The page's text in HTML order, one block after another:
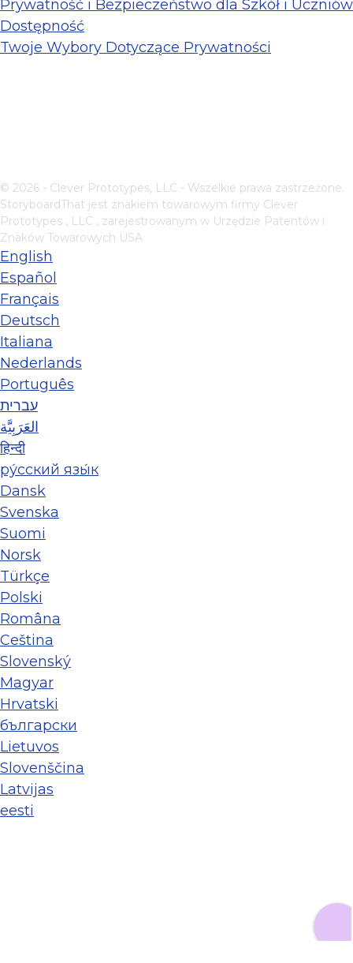
Prywatność i Bezpieczeństwo dla Szkół i Uczniów
Dostępność
Twoje Wybory Dotyczące Prywatności
© 2026 - Clever Prototypes, LLC - Wszelkie prawa zastrzeżone.
StoryboardThat jest znakiem towarowym firmy Clever
Prototypes , LLC , zarejestrowanym w Urzędzie Patentów i
Znaków Towarowych USA
English
Español
Français
Deutsch
Italiana
Nederlands
Português
עברית
العَرَبِيَّة
हिन्दी
ру́сский язы́к
Dansk
Svenska
Suomi
Norsk
Türkçe
Polski
Româna
Ceština
Slovenský
Magyar
Hrvatski
български
Lietuvos
Slovenščina
Latvijas
eesti